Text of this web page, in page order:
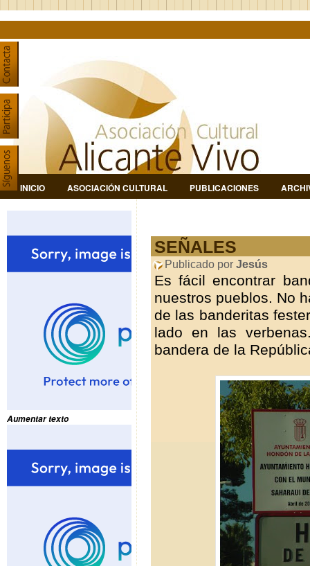
INICIO ASOCIACIÓN CULTURAL PUBLICACIONES
Aumentar texto
SEÑALES
Publicado por Jesús
Es fácil encontrar
nuestros pueblos. No
de las banderitas
lado en las
bandera de la